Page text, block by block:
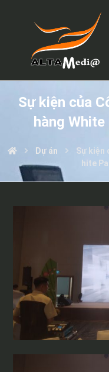
Sự kiện của
hàng
Dự án
Sự kiện
hite